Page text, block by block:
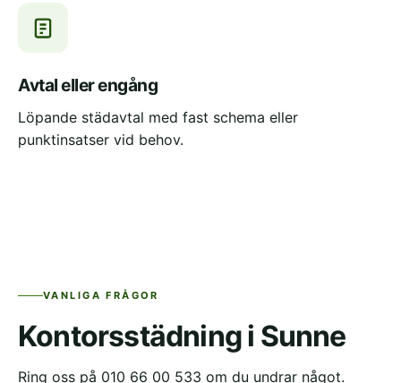
Avtal eller engång
Löpande städavtal med fast schema eller
punktinsatser vid behov.
VANLIGA FRÅGOR
Kontorsstädning i Sunne
Ring oss på 010 66 00 533 om du undrar något.